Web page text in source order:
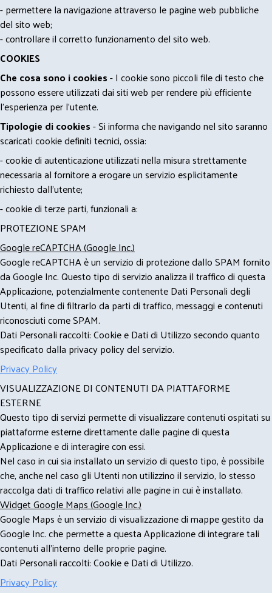
- permettere la navigazione attraverso le pagine web pubbliche
del sito web;
- controllare il corretto funzionamento del sito web.
COOKIES
Che cosa sono i cookies- I cookie sono piccoli file di testo che
possono essere utilizzati dai siti web per rendere più efficiente
l'esperienza per l'utente.
Tipologie di cookies- Si informa che navigando nel sito saranno
scaricati cookie definiti tecnici, ossia:
- cookie di autenticazione utilizzati nella misura strettamente
necessaria al fornitore a erogare un servizio esplicitamente
richiesto dall'utente;
- cookie di terze parti, funzionali a:
PROTEZIONE SPAM
Google reCAPTCHA (Google Inc.)
Google reCAPTCHA è un servizio di protezione dallo SPAM fornito
da Google Inc. Questo tipo di servizio analizza il traffico di questa
Applicazione, potenzialmente contenente Dati Personali degli
Utenti, al fine di filtrarlo da parti di traffico, messaggi e contenuti
riconosciuti come SPAM.
Dati Personali raccolti: Cookie e Dati di Utilizzo secondo quanto
specificato dalla privacy policy del servizio.
Privacy Policy
VISUALIZZAZIONE DI CONTENUTI DA PIATTAFORME
ESTERNE
Questo tipo di servizi permette di visualizzare contenuti ospitati su
piattaforme esterne direttamente dalle pagine di questa
Applicazione e di interagire con essi.
Nel caso in cui sia installato un servizio di questo tipo, è possibile
che, anche nel caso gli Utenti non utilizzino il servizio, lo stesso
raccolga dati di traffico relativi alle pagine in cui è installato.
Widget Google Maps (Google Inc.)
Google Maps è un servizio di visualizzazione di mappe gestito da
Google Inc. che permette a questa Applicazione di integrare tali
contenuti all'interno delle proprie pagine.
Dati Personali raccolti: Cookie e Dati di Utilizzo.
Privacy Policy